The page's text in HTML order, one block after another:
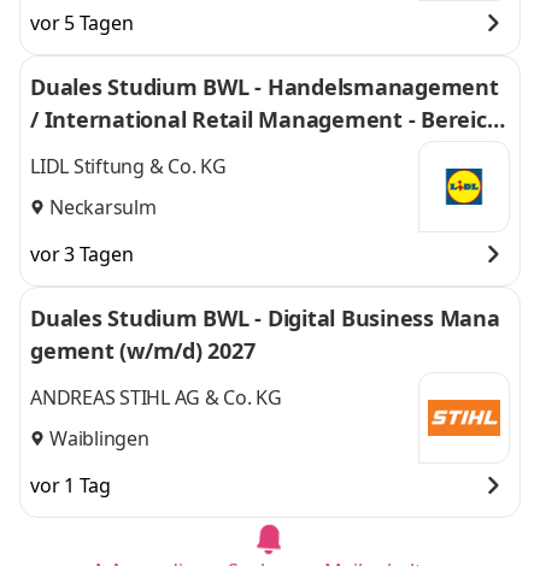
vor 5 Tagen
Duales Studium BWL - Handelsmanagement
/ International Retail Management - Bereich
Einkauf 2027
LIDL Stiftung & Co. KG
Neckarsulm
vor 3 Tagen
Duales Studium BWL - Digital Business Mana
gement (w/m/d) 2027
ANDREAS STIHL AG & Co. KG
Waiblingen
vor 1 Tag